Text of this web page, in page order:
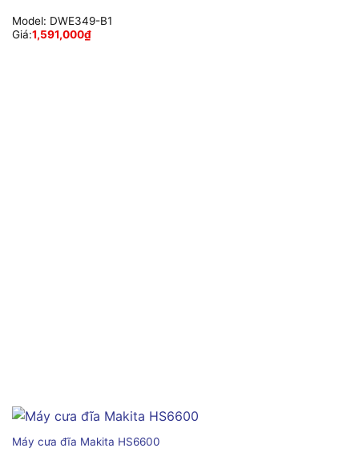
Model: DWE349-B1
Giá:1,591,000₫
Máy cưa đĩa Makita HS6600